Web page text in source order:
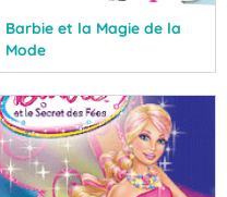
Barbie et la Magie de la
Mode